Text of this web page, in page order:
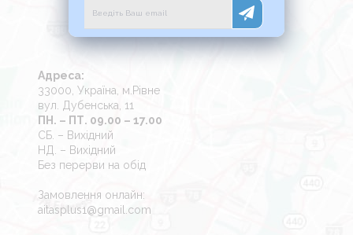
Адреса:
33000, Україна, м.Рівне
вул. Дубенська, 11
ПН. – ПТ. 09.00 – 17.00
СБ. – Вихідний
НД. – Вихідний
Без перерви на обід
Замовлення онлайн:
aitasplus1@gmail.com